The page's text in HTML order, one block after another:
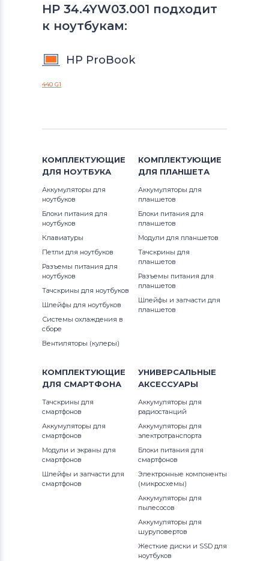
HP 34.4YW03.001 подходит
к ноутбукам:
HP ProBook
440 G1
КОМПЛЕКТУЮЩИЕ
ДЛЯ НОУТБУКА
Аккумуляторы для
ноутбуков
Блоки питания для
ноутбуков
Клавиатуры
Петли для ноутбуков
Разъемы питания для
ноутбуков
Тачскрины для ноутбуков
Шлейфы для ноутбуков
Системы охлаждения в
сборе
Вентиляторы (кулеры)
КОМПЛЕКТУЮЩИЕ
ДЛЯ ПЛАНШЕТА
Аккумуляторы для
планшетов
Блоки питания для
планшетов
Модули для планшетов
Тачскрины для
планшетов
Разъемы питания для
планшетов
Шлейфы и запчасти для
планшетов
КОМПЛЕКТУЮЩИЕ
ДЛЯ СМАРТФОНА
Тачскрины для
смартфонов
Аккумуляторы для
смартфонов
Модули и экраны для
смартфонов
Шлейфы и запчасти для
смартфонов
УНИВЕРСАЛЬНЫЕ
АКСЕССУАРЫ
Аккумуляторы для
радиостанций
Аккумуляторы для
электротранспорта
Блоки питания для
смартфонов
Электронные компоненты
(микросхемы)
Аккумуляторы для
пылесосов
Аккумуляторы для
шуруповертов
Жесткие диски и SSD для
ноутбуков